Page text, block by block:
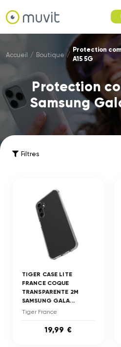
Accueil / Boutique /
Protection
A15 5G
Protection
Samsung
Filtres
TIGER CASE LITE
FRANCE COQUE
TRANSPARENTE 2M
SAMSUNG GALA...
Tiger France
19,99 €